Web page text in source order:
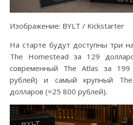
Изображение: BYLT / Kickstarter
На старте будут доступны три
The Homestead за 129
современный The Atlas за
рублей) и самый крупный
долларов (≈25 800 рублей).